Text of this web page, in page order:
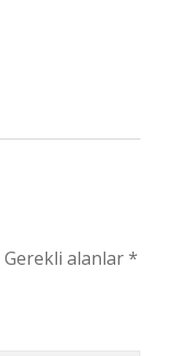
Gerekli alanlar*